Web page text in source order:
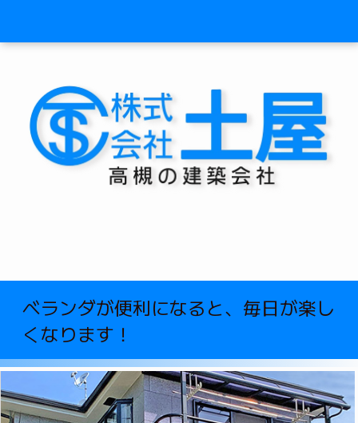
ベランダが便利になると、毎日が楽し
くなります！